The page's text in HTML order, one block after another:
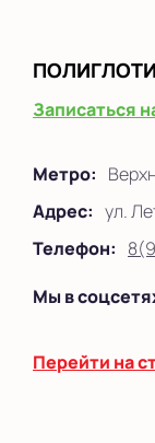
Записаться
Метро:
Адрес: ул.
Телефон:
Мы в
Перейти на